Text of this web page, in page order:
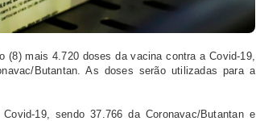
(8) mais 4.720 doses da vacina contra a Covid-19,
Butantan. As doses serão utilizadas para a
19, sendo 37.766 da Coronavac/Butantan e